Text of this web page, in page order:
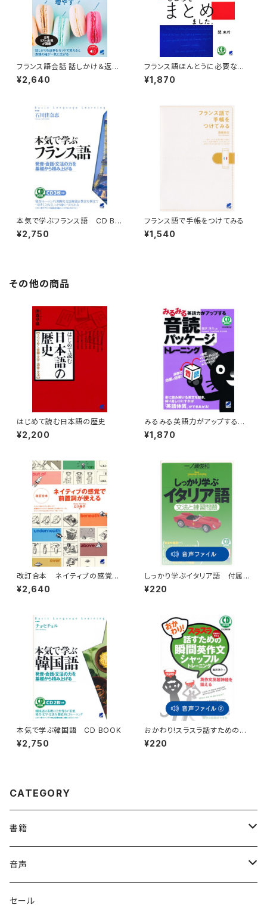
フランス語会話 話しかけ＆返事
のバリエーションを増やす ［音
声DL付］
¥2,640
フランス語ほんとうに必要なと
ころをまとめました。CD BOOK
¥1,870
本気で学ぶフランス語 CD BO
OK
¥2,750
フランス語で手帳をつけてみる
¥1,540
その他の商品
はじめて読む日本語の歴史
¥2,200
みるみる英語力がアップする音
読パッケージトレーニング CD
BOOK
¥1,870
改訂合本 ネイティブの感覚で
前置詞が使える
¥2,640
しっかり学ぶイタリア語 付属
音声
¥220
本気で学ぶ韓国語 CD BOOK
¥2,750
おかわり!スラスラ話すための瞬
間英作文シャッフルトレーニン
グ 付属音声2
¥220
CATEGORY
書籍
英語
英会話・表現集
各国語
音声
英会話・表現集
セール